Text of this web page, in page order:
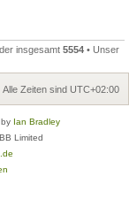
insgesamt 5554 • Unser
Alle Zeiten sind UTC+02:00
Ian Bradley
Limited